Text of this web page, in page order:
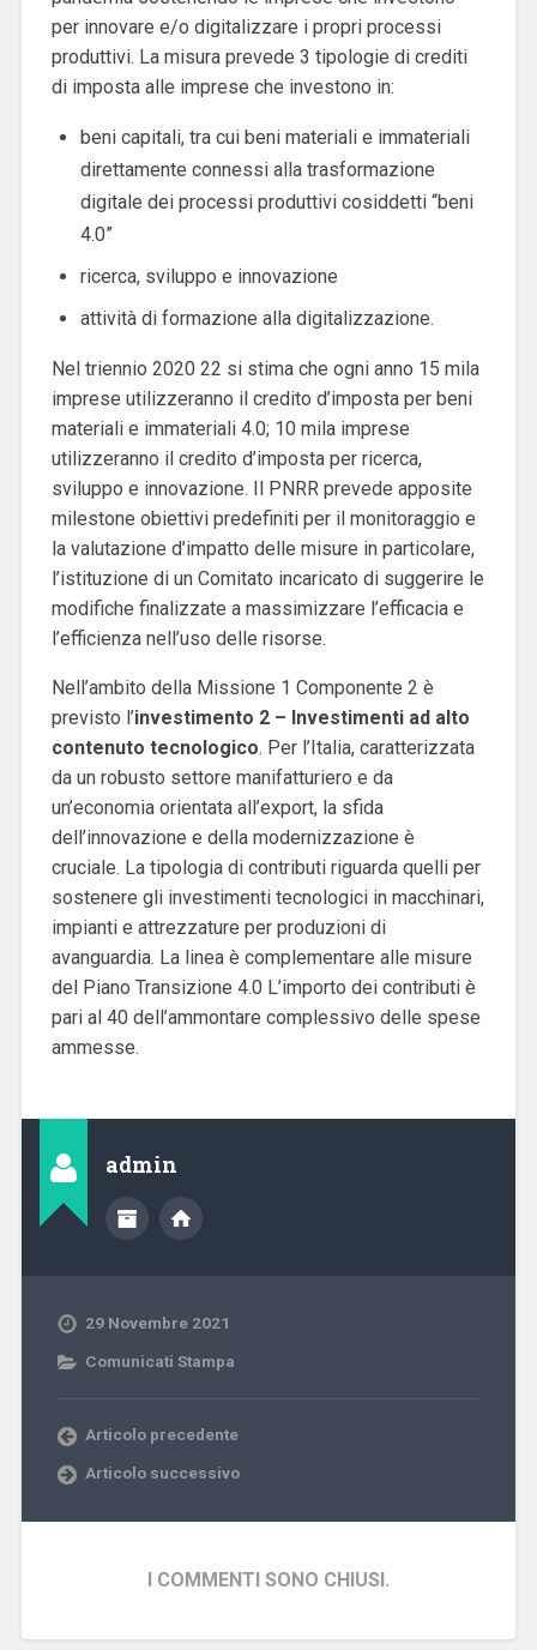
per innovare e/o digitalizzare i propri processi
produttivi. La misura prevede 3 tipologie di crediti
di imposta alle imprese che investono in:
beni capitali, tra cui beni materiali e immateriali
direttamente connessi alla trasformazione
digitale dei processi produttivi cosiddetti “beni
4.0”
ricerca, sviluppo e innovazione
attività di formazione alla digitalizzazione.
Nel triennio 2020 22 si stima che ogni anno 15 mila
imprese utilizzeranno il credito d’imposta per beni
materiali e immateriali 4.0; 10 mila imprese
utilizzeranno il credito d’imposta per ricerca,
sviluppo e innovazione. Il PNRR prevede apposite
milestone obiettivi predefiniti per il monitoraggio e
la valutazione d’impatto delle misure in particolare,
l’istituzione di un Comitato incaricato di suggerire le
modifiche finalizzate a massimizzare l’efficacia e
l’efficienza nell’uso delle risorse.
Nell’ambito della Missione 1 Componente 2 è
previsto l’investimento 2 – Investimenti ad alto
contenuto tecnologico. Per l’Italia, caratterizzata
da un robusto settore manifatturiero e da
un’economia orientata all’export, la sfida
dell’innovazione e della modernizzazione è
cruciale. La tipologia di contributi riguarda quelli per
sostenere gli investimenti tecnologici in macchinari,
impianti e attrezzature per produzioni di
avanguardia. La linea è complementare alle misure
del Piano Transizione 4.0 L’importo dei contributi è
pari al 40 dell’ammontare complessivo delle spese
ammesse.
admin
29 Novembre 2021
Comunicati Stampa
Articolo precedente
Articolo successivo
I COMMENTI SONO CHIUSI.